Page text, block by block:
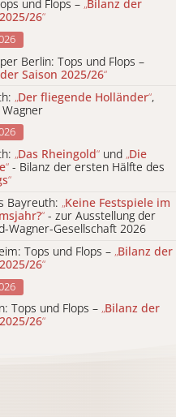
und Flops – „Bilanz der
26“
Berlin: Tops und Flops –
Saison 2025/26“
„Der fliegende Holländer“,
Wagner
„Das Rheingold“ und „Die
“ - Bilanz der ersten Hälfte des
“
Bayreuth: „Keine Festspiele im
“ - zur Ausstellung der
Wagner-Gesellschaft 2026
Tops und Flops – „Bilanz der
26“
Tops und Flops – „Bilanz der
26“